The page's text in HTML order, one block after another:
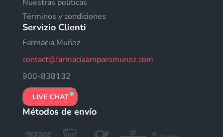
Nuestras políticas
Términos y condiciones
Servizio Clienti
Farmacia Muñoz
contact@farmaciaamparomunoz.com
900-838132
LIVE CHAT
Métodos de envío